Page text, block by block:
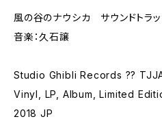
風の谷のナウシカ サウンドトラ
音楽：久石譲
Studio Ghibli Records ??
Vinyl, LP, Album, Limited
2018 JP